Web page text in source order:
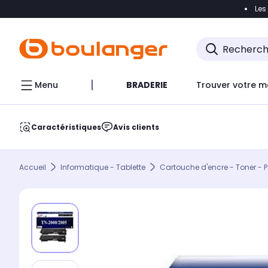
Accéder
Menu BRADERIE Trouver votre
Caractéristiques Avis clients
Accueil Informatique - Tablette Cartouche d'encre - Toner -